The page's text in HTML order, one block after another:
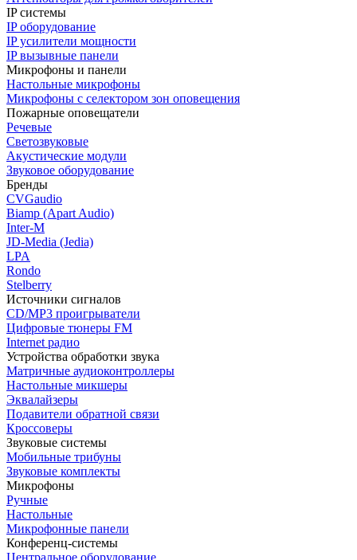
IP системы
IP оборудование
IP усилители мощности
IP вызывные панели
Микрофоны и панели
Настольные микрофоны
Микрофоны с селектором зон оповещения
Пожарные оповещатели
Речевые
Светозвуковые
Акустические модули
Звуковое оборудование
Бренды
CVGaudio
Biamp (Apart Audio)
Inter-M
JD-Media (Jedia)
LPA
Rondo
Stelberry
Источники сигналов
CD/MP3 проигрыватели
Цифровые тюнеры FM
Internet радио
Устройства обработки звука
Матричные аудиоконтроллеры
Настольные микшеры
Эквалайзеры
Подавители обратной связи
Кроссоверы
Звуковые системы
Мобильные трибуны
Звуковые комплекты
Микрофоны
Ручные
Настольные
Микрофонные панели
Конференц-системы
Центральное оборудование